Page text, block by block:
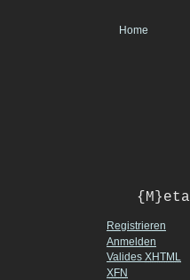
Home
{M}eta
Registrieren
Anmelden
Valides XHTML
XFN